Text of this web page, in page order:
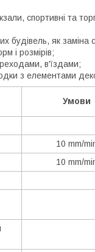
спортивні та
будівель, як заміна
і розмірів;
в'їздами;
з елементами
Умови
10 mm/
10 mm/